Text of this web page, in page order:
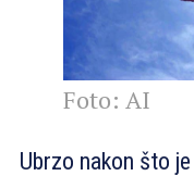
Foto: AI
Ubrzo nakon što